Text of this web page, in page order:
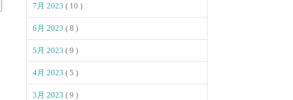
7月 2023 ( 10 )
6月 2023 ( 8 )
5月 2023 ( 9 )
4月 2023 ( 5 )
3月 2023 ( 9 )